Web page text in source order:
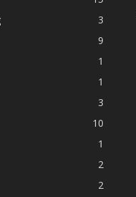
3
9
1
1
3
10
1
2
2